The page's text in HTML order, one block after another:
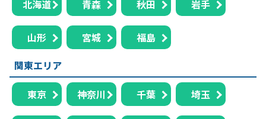
北海道 青森 秋田 岩手
山形 宮城
福島
関東エリア
東京 神奈川 千葉 埼玉